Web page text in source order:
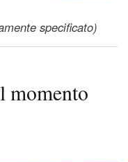
specificato)
momento